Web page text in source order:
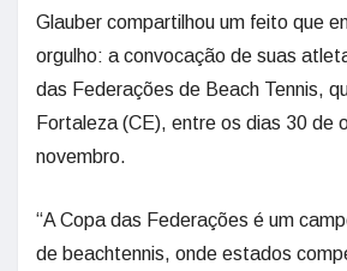
Glauber compartilhou um feito que
orgulho: a convocação de suas
das Federações de Beach Tennis,
Fortaleza (CE), entre os dias 30 de
novembro.
“A Copa das Federações é um
de beachtennis, onde estados